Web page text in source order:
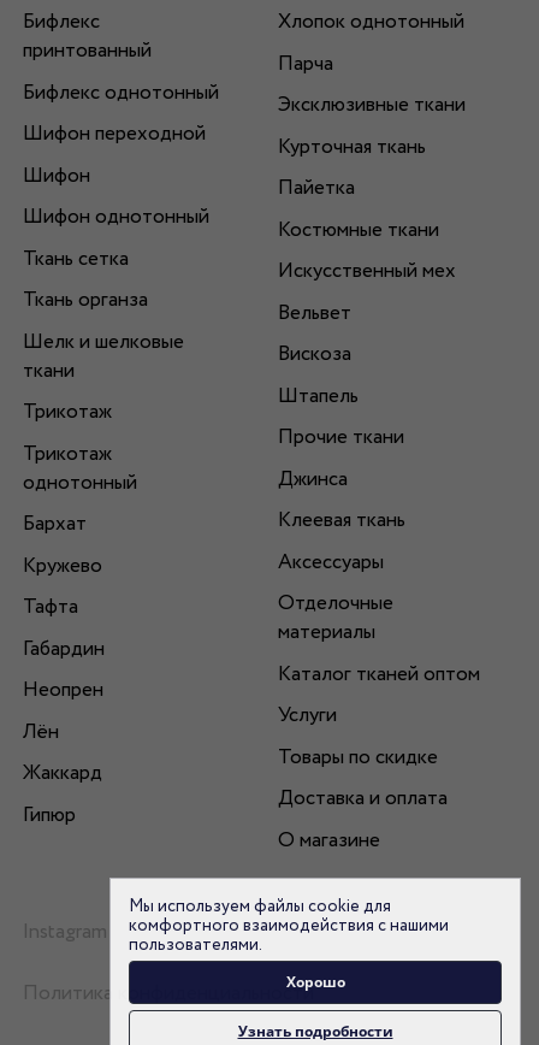
Бифлекс
принтованный
Бифлекс однотонный
Шифон переходной
Шифон
Шифон однотонный
Ткань сетка
Ткань органза
Шелк и шелковые
ткани
Трикотаж
Трикотаж
однотонный
Бархат
Кружево
Тафта
Габардин
Неопрен
Лён
Жаккард
Гипюр
Хлопок однотонный
Парча
Эксклюзивные ткани
Курточная ткань
Пайетка
Костюмные ткани
Искусственный мех
Вельвет
Вискоза
Штапель
Прочие ткани
Джинса
Клеевая ткань
Аксессуары
Отделочные
материалы
Каталог тканей оптом
Услуги
Товары по скидке
Доставка и оплата
О магазине
Instagram
Политика конфиденциальности
Мы используем файлы cookie для
комфортного взаимодействия с нашими
пользователями.
Хорошо
Узнать подробности